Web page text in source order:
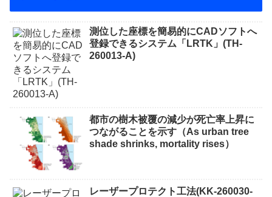
測位した座標を簡易的にCADソフトへ
登録できるシステム「LRTK」(TH-
260013-A)
都市の樹木被覆の減少が死亡率上昇に
つながることを示す（As urban tree
shade shrinks, mortality rises）
レーザープロテクト⼯法(KK-260030-